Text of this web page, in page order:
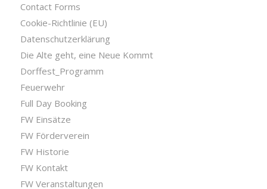
Contact Forms
Cookie-Richtlinie (EU)
Datenschutzerklärung
Die Alte geht, eine Neue Kommt
Dorffest_Programm
Feuerwehr
Full Day Booking
FW Einsätze
FW Förderverein
FW Historie
FW Kontakt
FW Veranstaltungen